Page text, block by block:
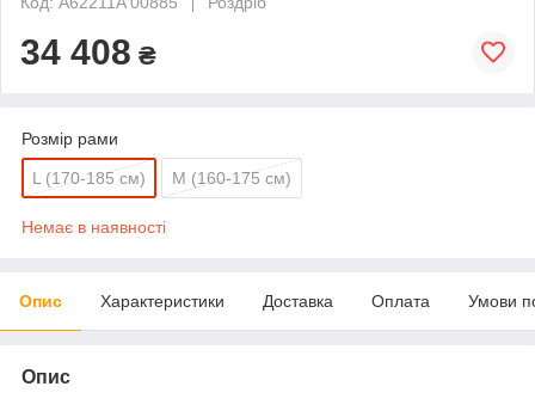
34 408 ₴
Розмір рами
L (170-185 см) M (160-175 см)
Немає в наявності
Опис Характеристики Доставка Оплата Умови
Опис